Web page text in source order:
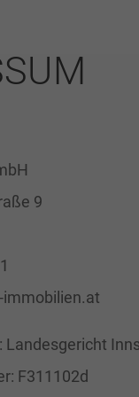
9
immobilien.at
Landesgericht
F311102d